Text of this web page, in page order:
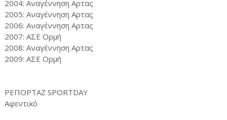
2004: Αναγέννηση Αρτας
2005: Αναγέννηση Αρτας
2006: Αναγέννηση Αρτας
2007: ΑΣΕ Ορμή
2008: Αναγέννηση Αρτας
2009: ΑΣΕ Ορμή
ΡΕΠΟΡΤΑΖ SPORTDAY
Αφεντικό